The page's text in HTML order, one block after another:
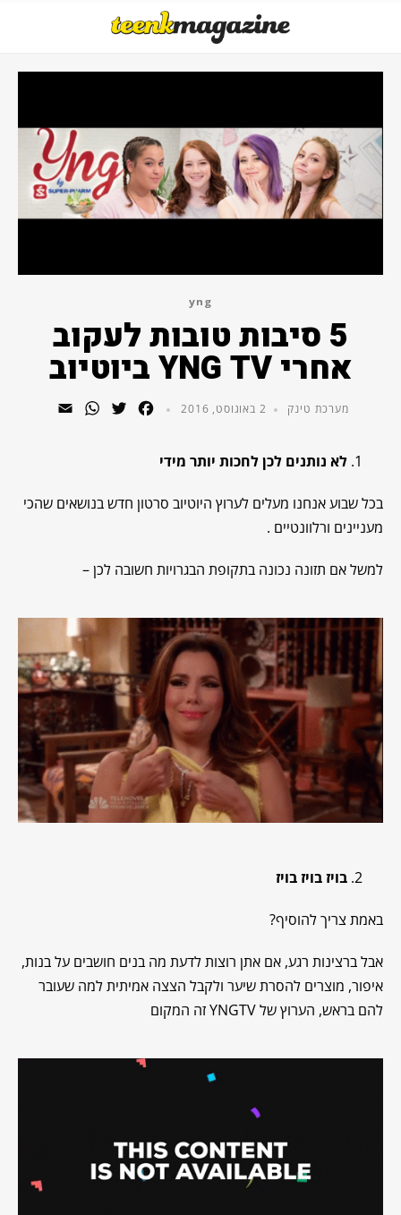
yng
5 סיבות טובות לעקוב
אחרי YNG TV ביוטיוב
מערכת טינק 2 באוגוסט, 2016 Facebook
Twitter
WhatsApp
לא נותנים לכן לחכות יותר מידי
בכל שבוע אנחנו מעלים לערוץ היוטיוב סרטון חדש בנושאים שהכי
מעניינים ורלוונטיים .
למשל אם תזונה נכונה בתקופת הבגרויות חשובה לכן –
בויז בויז בויז
באמת צריך להוסיף?
אבל ברצינות רגע, אם אתן רוצות לדעת מה בנים חושבים על בנות,
איפור, מוצרים להסרת שיער ולקבל הצצה אמיתית למה שעובר
להם בראש, הערוץ של YNGTV זה המקום